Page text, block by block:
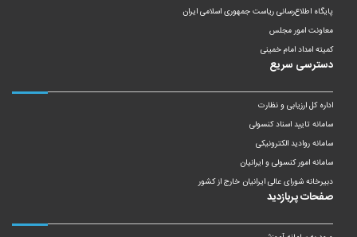
پایگاه اطلاع‌رسانی ریاست‌ جمهوری اسلامی ایران
معاونت امور مجلس
کمیته امداد امام خمینی
دسترسی سریع
اداره کل ارزیابی و نظارت
سامانه تایید اسناد کنسولی
سامانه روادید الکترونیکی
سامانه امور کنسولی و ایرانیان
دبیرخانه شورای عالی ایرانیان خارج از کشور
صفحات پربازدید